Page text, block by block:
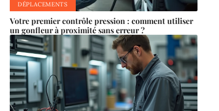
DÉPLACEMENTS
Votre premier contrôle pression : comment utiliser
un gonfleur à proximité sans erreur ?